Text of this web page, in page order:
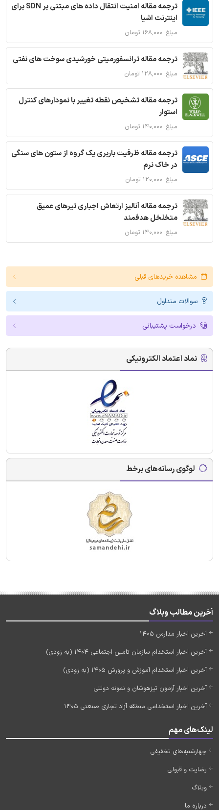
ترجمه مقاله امنیت انتقال داده های مبتنی بر SDN برای
اینترنت اشیا
مبلغ: ۱۶۸,۰۰۰ تومان
ترجمه مقاله ترانسفورمیتی خورشیدی سوخت های نفتی
مبلغ: ۱۲۸,۰۰۰ تومان
ترجمه مقاله تشخیص نقطه تغییر با نمودارهای کنترل
استوار
مبلغ: ۱۴۰,۰۰۰ تومان
ترجمه مقاله ظرفیت باربری یک گروه از ستون های سنگی
در خاک نرم
مبلغ: ۱۲۰,۰۰۰ تومان
ترجمه مقاله آنالیز ارتعاش اجباری تیرهای عمیق
متخلخل هدفمند
مبلغ: ۱۴۰,۰۰۰ تومان
مشاهده خریدهای قبلی
سوالات متداول
درخواست پشتیبانی
نماد اعتماد الکترونیکی
لوگوی رسانه‌های برخط
آخرین مطالب وبلاگ
آخرین اخبار مدارس 1405
آخرین اخبار استخدام سازمان تامین اجتماعی 1404 (به زودی)
آخرین اخبار استخدام آموزش و پرورش 1405 (به زودی)
آخرین اخبار آزمون تیزهوشان و نمونه دولتی
آخرین اخبار استخدامی منطقه آزاد تجاری صنعتی 1405
لینک‌های مهم
چهارشنبه‌های تخفیفی
رضایت و قبولی
وبلاگ
درباره ما